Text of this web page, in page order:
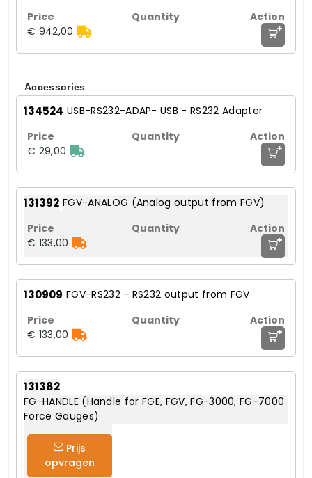
€ 942,00 +
Accessories
134524 USB-RS232-ADAP- USB - RS232 Adapter
€ 29,00 +
131392 FGV-ANALOG (Analog output from FGV)
€ 133,00 +
130909 FGV-RS232 - RS232 output from FGV
€ 133,00 +
131382
FG-HANDLE (Handle for FGE, FGV, FG-3000, FG-7000
Force Gauges)
Prijs
opvragen